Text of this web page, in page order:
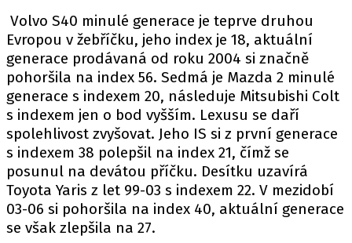
Pošlete e-mail na autoroad.cz
ETICKÝ KODEX
KONTAKT
VYDAVATEL
INZERCE
OSOBNÍ ÚDAJE / COOKIES
Provozovatelem serveru autoroad.cz je
Volvo S40 minulé generace je teprve druhou
Evropou v žebříčku, jeho index je 18, aktuální
generace prodávaná od roku 2004 si značně
pohoršila na index 56. Sedmá je Mazda 2 minulé
generace s indexem 20, následuje Mitsubishi Colt
s indexem jen o bod vyšším. Lexusu se daří
spolehlivost zvyšovat. Jeho IS si z první generace
s indexem 38 polepšil na index 21, čímž se
posunul na devátou příčku. Desítku uzavírá
Toyota Yaris z let 99-03 s indexem 22. V mezidobí
03-06 si pohoršila na index 40, aktuální generace
se však zlepšila na 27.